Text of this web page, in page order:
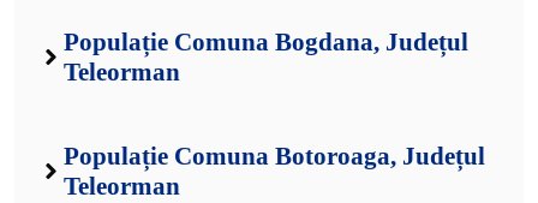
Populație Comuna Bogdana, Județul
Teleorman
Populație Comuna Botoroaga, Județul
Teleorman